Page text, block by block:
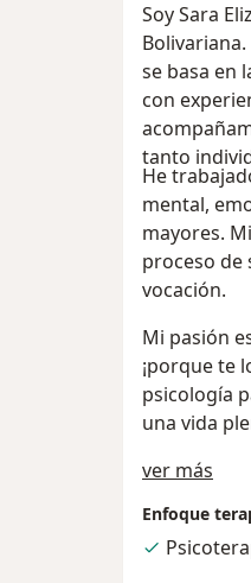
Soy Sara
se basa en
con
tanto
He
mental,
mayores.
proceso de
vocación.
Mi pasión
¡porque te
psicología
una vida
ver más
Enfoque